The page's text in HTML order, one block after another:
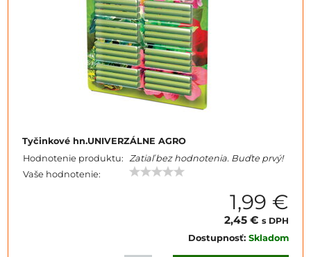
Tyčinkové hn.UNIVERZÁLNE AGRO
Hodnotenie produktu: Zatiaľ bez hodnotenia. Buďte prvý!
Vaše hodnotenie:
1,99 €
2,45 € s DPH
Dostupnosť: Skladom